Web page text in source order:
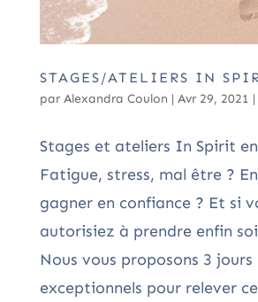
STAGES/ATELIERS IN
par Alexandra Coulon | Avr 29, 2021 |
Stages et ateliers In Spirit
Fatigue, stress, mal être ?
gagner en confiance ? Et si
autorisiez à prendre enfin
Nous vous proposons 3 jours
exceptionnels pour relever